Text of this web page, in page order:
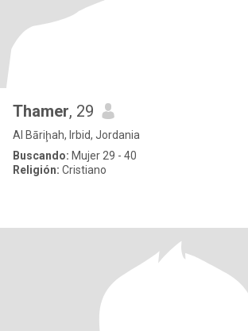
Thamer, 29
Al Bāriḩah, Irbid, Jordania
Buscando: Mujer 29 - 40
Religión: Cristiano